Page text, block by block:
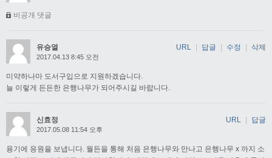
비공개 댓글
유승열
2017.04.13 8:45 오전
미약하나마 도서구입으로 지원하겠습니다.
늘 이렇게 든든한 은행나무가 되어주시길 바랍니다.
URL 답글 수정 삭제
신효정
2017.05.08 11:54 오후
용기에 응원을 보냅니다. 월든을 통해 처음 은행나무와 만나고 은행나무 x 까지 소
URL 답글